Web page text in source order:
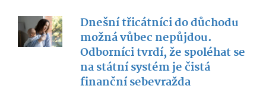
Dnešní třicátníci do důchodu
možná vůbec nepůjdou.
Odborníci tvrdí, že spoléhat se
na státní systém je čistá
finanční sebevražda